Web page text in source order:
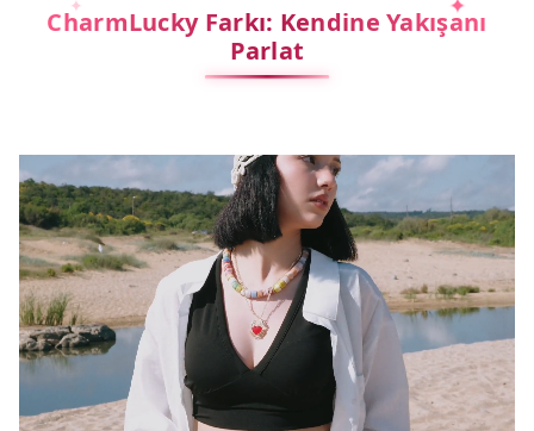
CharmLucky Farkı: Kendine Yakışanı
Parlat